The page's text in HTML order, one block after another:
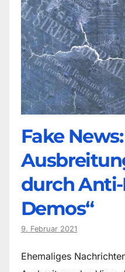
Fake
durch
Demos“
9. Februar 2021
Ehemaliges